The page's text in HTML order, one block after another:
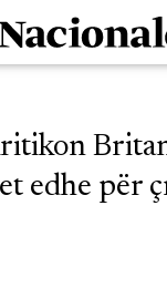
edhe për